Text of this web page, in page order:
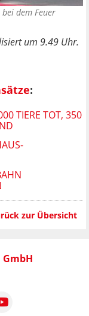
dem Feuer
um 9.49 Uhr.
:
TIERE TOT, 350
zur Übersicht
GmbH